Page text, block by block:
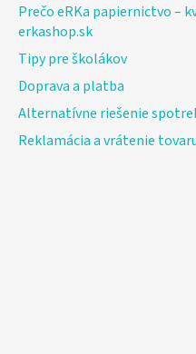
Prečo eRKa papiernictvo –
erkashop.sk
Tipy pre školákov
Doprava a platba
Alternatívne riešenie
Reklamácia a vrátenie